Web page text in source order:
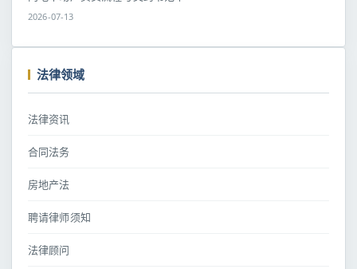
2026-07-13
法律领域
法律资讯
合同法务
房地产法
聘请律师须知
法律顾问